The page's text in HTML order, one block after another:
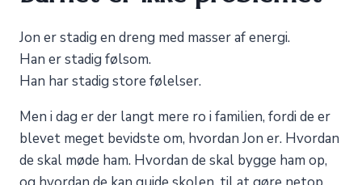
Jon er stadig en dreng med masser af energi.
Han er stadig følsom.
Han har stadig store følelser.
Men i dag er der langt mere ro i familien, fordi de er
blevet meget bevidste om, hvordan Jon er. Hvordan
de skal møde ham. Hvordan de skal bygge ham op,